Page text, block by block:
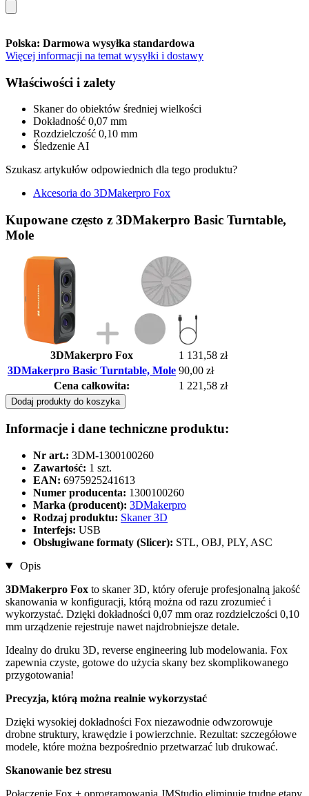
Polska: Darmowa wysyłka standardowa
Więcej informacji na temat wysyłki i dostawy
Właściwości i zalety
Skaner do obiektów średniej wielkości
Dokładność 0,07 mm
Rozdzielczość 0,10 mm
Śledzenie AI
Szukasz artykułów odpowiednich dla tego produktu?
Akcesoria do 3DMakerpro Fox
Kupowane często z 3DMakerpro Basic Turntable,
Mole
3DMakerpro Fox
1 131,58 zł
3DMakerpro Basic Turntable, Mole 90,00 zł
Cena całkowita:
1 221,58 zł
Dodaj produkty do koszyka
Informacje i dane techniczne produktu:
Nr art.: 3DM-1300100260
Zawartość: 1 szt.
EAN: 6975925241613
Numer producenta: 1300100260
Marka (producent): 3DMakerpro
Rodzaj produktu: Skaner 3D
Interfejs: USB
Obsługiwane formaty (Slicer): STL, OBJ, PLY, ASC
Opis
3DMakerpro Fox to skaner 3D, który oferuje profesjonalną jakość
skanowania w konfiguracji, którą można od razu zrozumieć i
wykorzystać. Dzięki dokładności 0,07 mm oraz rozdzielczości 0,10
mm urządzenie rejestruje nawet najdrobniejsze detale.
Idealny do druku 3D, reverse engineering lub modelowania. Fox
zapewnia czyste, gotowe do użycia skany bez skomplikowanego
przygotowania!
Precyzja, którą można realnie wykorzystać
Dzięki wysokiej dokładności Fox niezawodnie odwzorowuje
drobne struktury, krawędzie i powierzchnie. Rezultat: szczegółowe
modele, które można bezpośrednio przetwarzać lub drukować.
Skanowanie bez stresu
Połączenie Fox + oprogramowania JMStudio eliminuje trudne etapy